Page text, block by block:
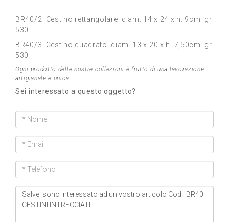
BR40/2 Cestino rettangolare diam. 14 x 24 x h. 9cm gr.
530
BR40/3 Cestino quadrato diam. 13 x 20 x h. 7,50cm gr.
530
Ogni prodotto delle nostre collezioni è frutto di una lavorazione
artigianale e unica.
Sei interessato a questo oggetto?